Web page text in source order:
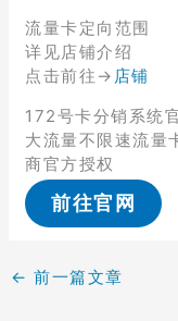
流量卡定向范围
详见店铺介绍
点击前往→ 店铺
172号卡分销系统
大流量不限速流量
商官方授权
前往官网
← 前一篇文章